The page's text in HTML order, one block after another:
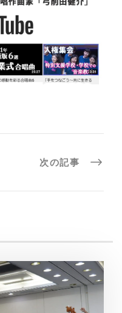
次の記事